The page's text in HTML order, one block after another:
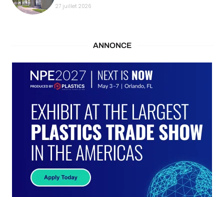
27 juillet 2026
ANNONCE